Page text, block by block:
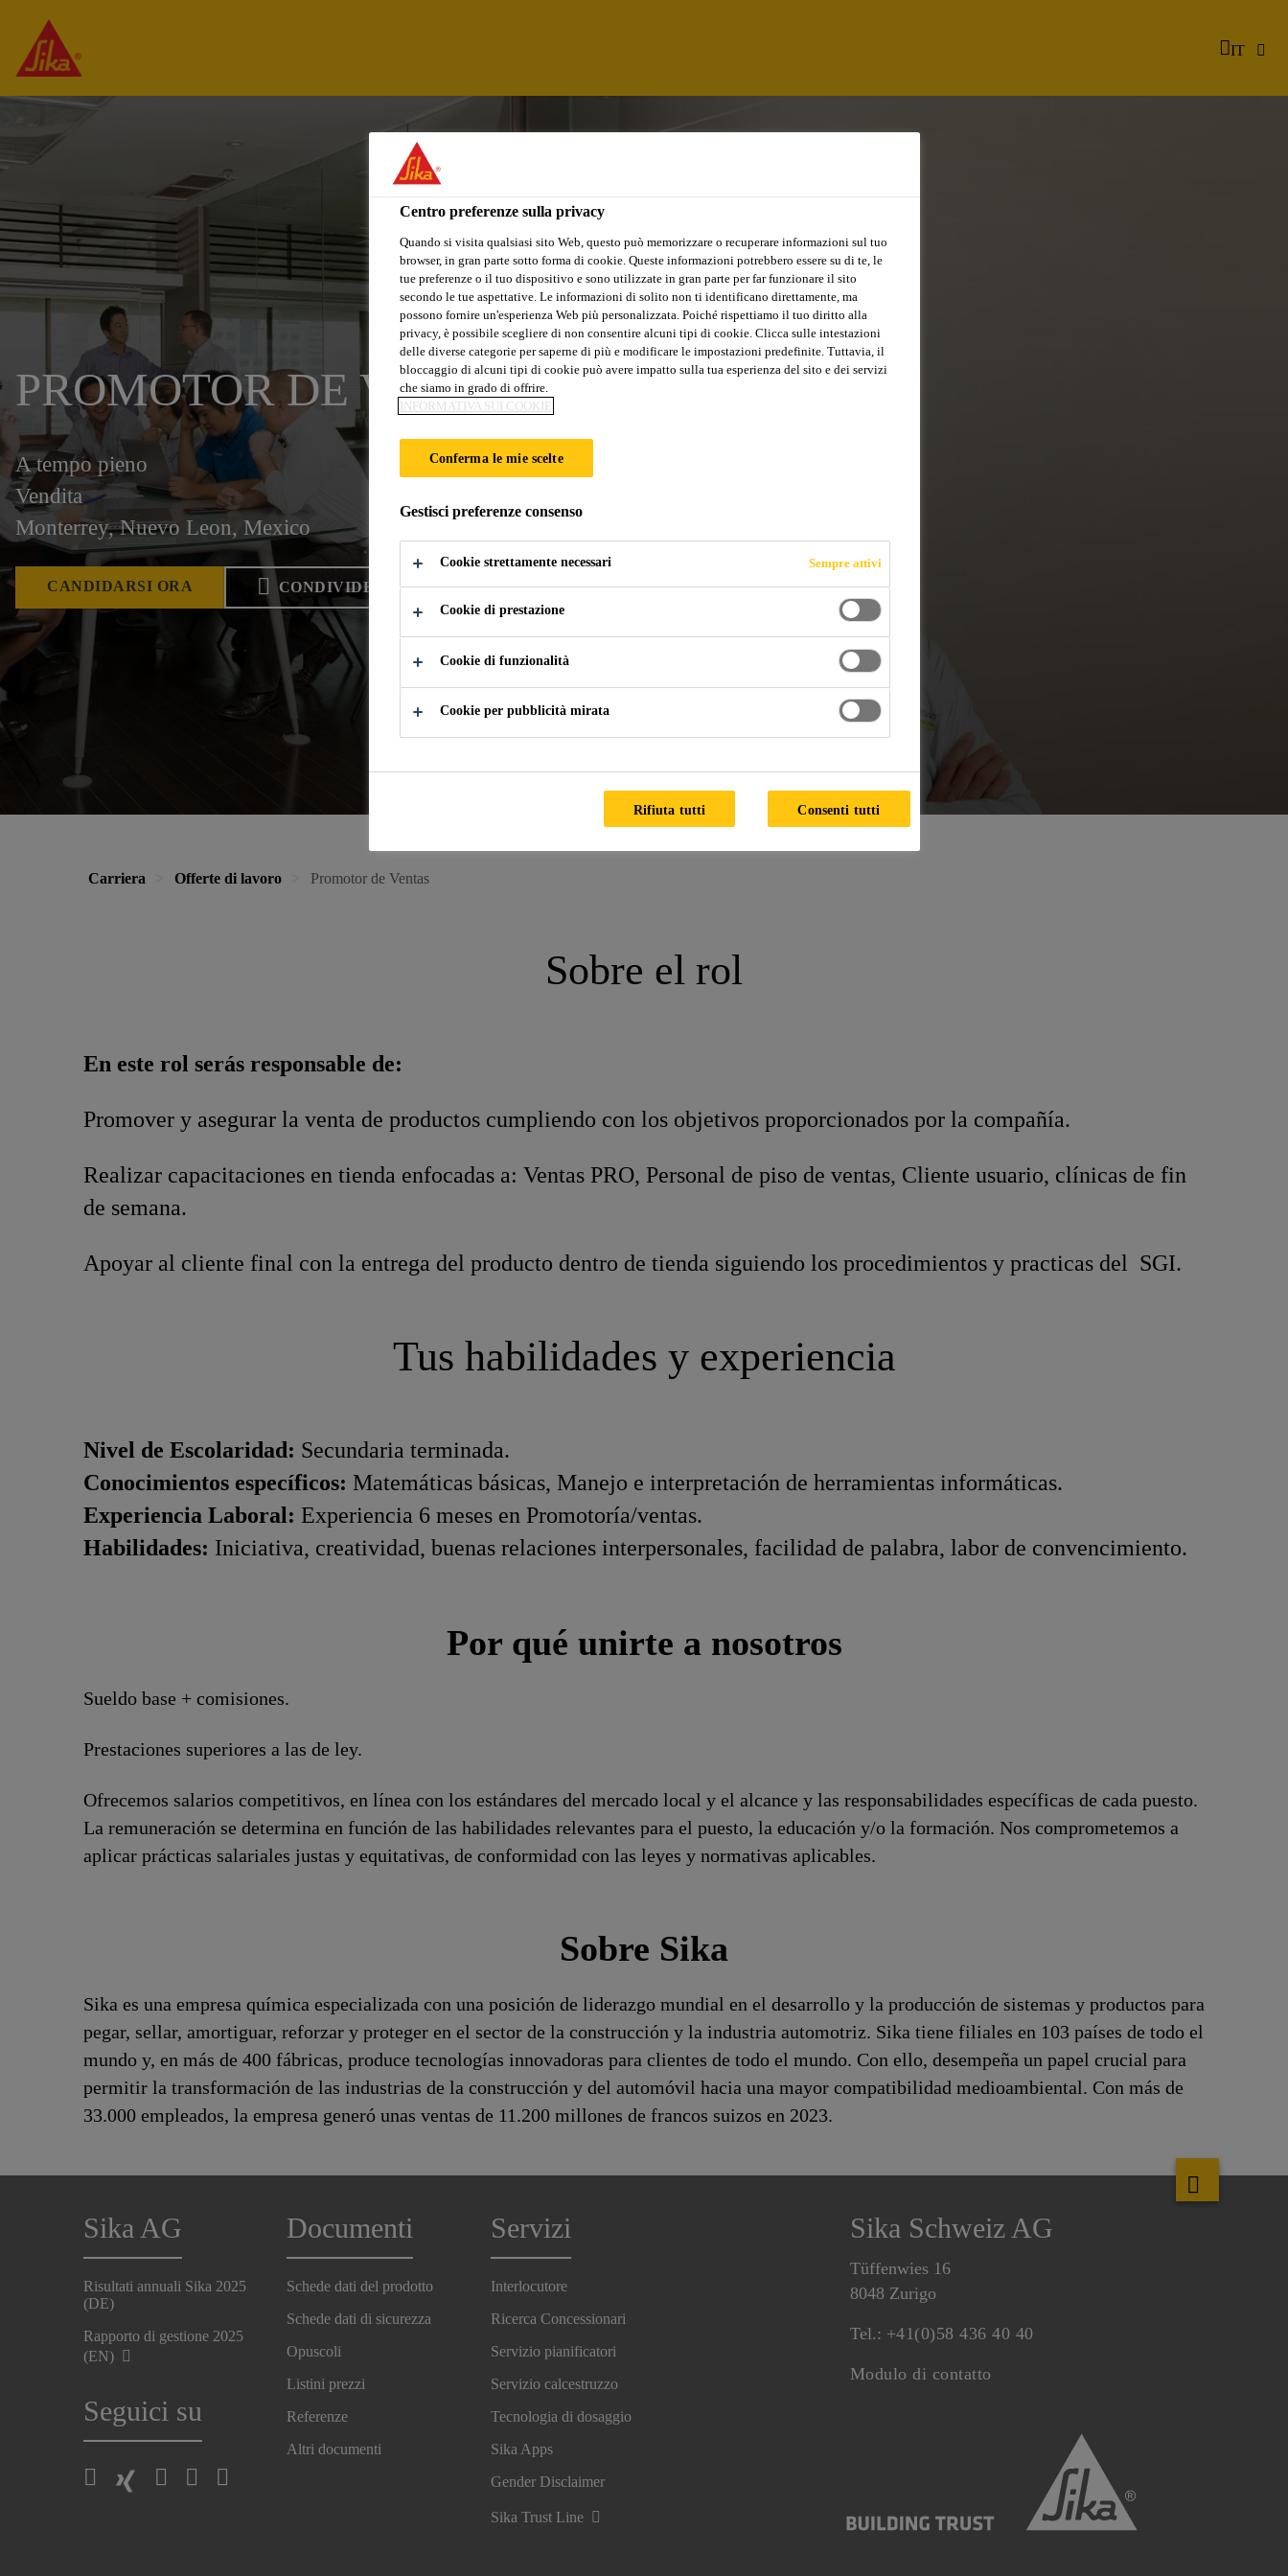
IT
PROMOTOR DE VENTAS
A tempo pieno
Vendita
Monterrey, Nuevo Leon, Mexico
CANDIDARSI ORA CONDIVIDERE
Carriera Offerte di lavoro Promotor de Ventas
Sobre el rol
En este rol serás responsable de:
Promover y asegurar la venta de productos cumpliendo con los objetivos proporcionados por la compañía.
Realizar capacitaciones en tienda enfocadas a: Ventas PRO, Personal de piso de ventas, Cliente usuario, clínicas de fin
de semana.
Apoyar al cliente final con la entrega del producto dentro de tienda siguiendo los procedimientos y practicas del SGI.
Tus habilidades y experiencia
Nivel de Escolaridad: Secundaria terminada.
Conocimientos específicos: Matemáticas básicas, Manejo e interpretación de herramientas informáticas.
Experiencia Laboral: Experiencia 6 meses en Promotoría/ventas.
Habilidades: Iniciativa, creatividad, buenas relaciones interpersonales, facilidad de palabra, labor de convencimiento.
Por qué unirte a nosotros
Sueldo base + comisiones.
Prestaciones superiores a las de ley.
Ofrecemos salarios competitivos, en línea con los estándares del mercado local y el alcance y las responsabilidades específicas de cada puesto.
La remuneración se determina en función de las habilidades relevantes para el puesto, la educación y/o la formación. Nos comprometemos a
aplicar prácticas salariales justas y equitativas, de conformidad con las leyes y normativas aplicables.
Sobre Sika
Sika es una empresa química especializada con una posición de liderazgo mundial en el desarrollo y la producción de sistemas y productos para
pegar, sellar, amortiguar, reforzar y proteger en el sector de la construcción y la industria automotriz. Sika tiene filiales en 103 países de todo el
mundo y, en más de 400 fábricas, produce tecnologías innovadoras para clientes de todo el mundo. Con ello, desempeña un papel crucial para
permitir la transformación de las industrias de la construcción y del automóvil hacia una mayor compatibilidad medioambiental. Con más de
33.000 empleados, la empresa generó unas ventas de 11.200 millones de francos suizos en 2023.
Sika AG
Risultati annuali Sika 2025
(DE)
Rapporto di gestione 2025
(EN)
Seguici su
Documenti
Schede dati del prodotto
Schede dati di sicurezza
Opuscoli
Listini prezzi
Referenze
Altri documenti
Servizi
Interlocutore
Ricerca Concessionari
Servizio pianificatori
Servizio calcestruzzo
Tecnologia di dosaggio
Sika Apps
Gender Disclaimer
Sika Trust Line
Sika Schweiz AG
Tüffenwies 16
8048 Zurigo
Tel.: +41(0)58 436 40 40
Modulo di contatto
Centro preferenze sulla privacy
Quando si visita qualsiasi sito Web, questo può memorizzare o recuperare informazioni sul tuo
browser, in gran parte sotto forma di cookie. Queste informazioni potrebbero essere su di te, le
tue preferenze o il tuo dispositivo e sono utilizzate in gran parte per far funzionare il sito
secondo le tue aspettative. Le informazioni di solito non ti identificano direttamente, ma
possono fornire un'esperienza Web più personalizzata. Poiché rispettiamo il tuo diritto alla
privacy, è possibile scegliere di non consentire alcuni tipi di cookie. Clicca sulle intestazioni
delle diverse categorie per saperne di più e modificare le impostazioni predefinite. Tuttavia, il
bloccaggio di alcuni tipi di cookie può avere impatto sulla tua esperienza del sito e dei servizi
che siamo in grado di offrire.
INFORMATIVA SUI COOKIE
Conferma le mie scelte
Gestisci preferenze consenso
Cookie strettamente necessari Sempre attivi
Cookie di prestazione
Cookie di funzionalità
Cookie per pubblicità mirata
Rifiuta tutti Consenti tutti